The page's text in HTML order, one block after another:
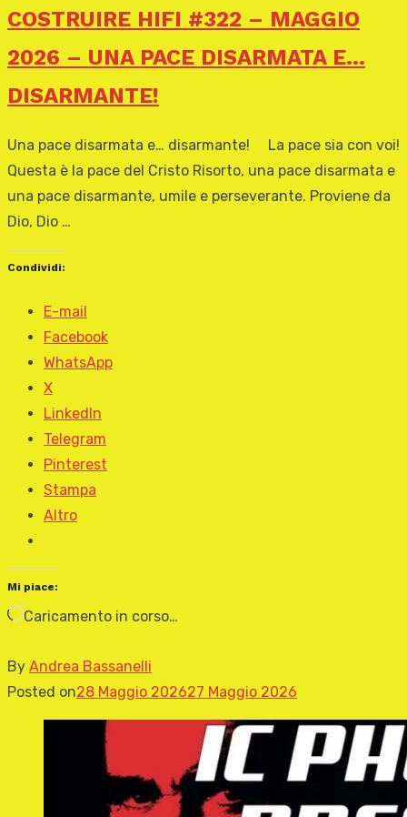
COSTRUIRE HIFI #322 – MAGGIO
2026 – UNA PACE DISARMATA E…
DISARMANTE!
Una pace disarmata e… disarmante! La pace sia con voi!
Questa è la pace del Cristo Risorto, una pace disarmata e
una pace disarmante, umile e perseverante. Proviene da
Dio, Dio …
Condividi:
E-mail
Facebook
WhatsApp
X
LinkedIn
Telegram
Pinterest
Stampa
Altro
Mi piace:
Caricamento in corso…
By Andrea Bassanelli
Posted on28 Maggio 202627 Maggio 2026